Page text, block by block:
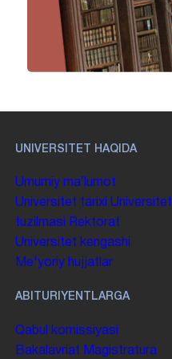
UNIVERSITET HAQIDA
Umumiy maʼlumot
Universitet tarixi Universitet
tuzilmasi
Rektorat
Universitet kengashi
Me'yoriy hujjatlar
ABITURIYENTLARGA
Qabul komissiyasi
Bakalavriat Magistratura